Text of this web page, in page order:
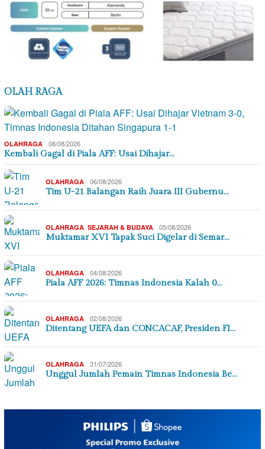
OLAH RAGA
OLAHRAGA 08/08/2026
Kembali Gagal di Piala AFF: Usai Dihajar…
OLAHRAGA 06/08/2026
Tim U-21 Balangan Raih Juara III Gubernu…
OLAHRAGA, SEJARAH & BUDAYA 05/08/2026
Muktamar XVI Tapak Suci Digelar di Semar…
OLAHRAGA 04/08/2026
Piala AFF 2026: Timnas Indonesia Kalah 0…
OLAHRAGA 02/08/2026
Ditentang UEFA dan CONCACAF, Presiden FI…
OLAHRAGA 31/07/2026
Unggul Jumlah Pemain Timnas Indonesia Be…